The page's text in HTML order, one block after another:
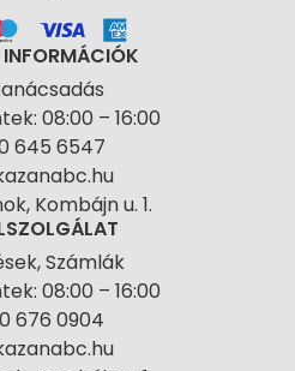
08:00 – 16:00
645 6547
Kombájn u. 1.
Számlák
08:00 – 16:00
676 0904